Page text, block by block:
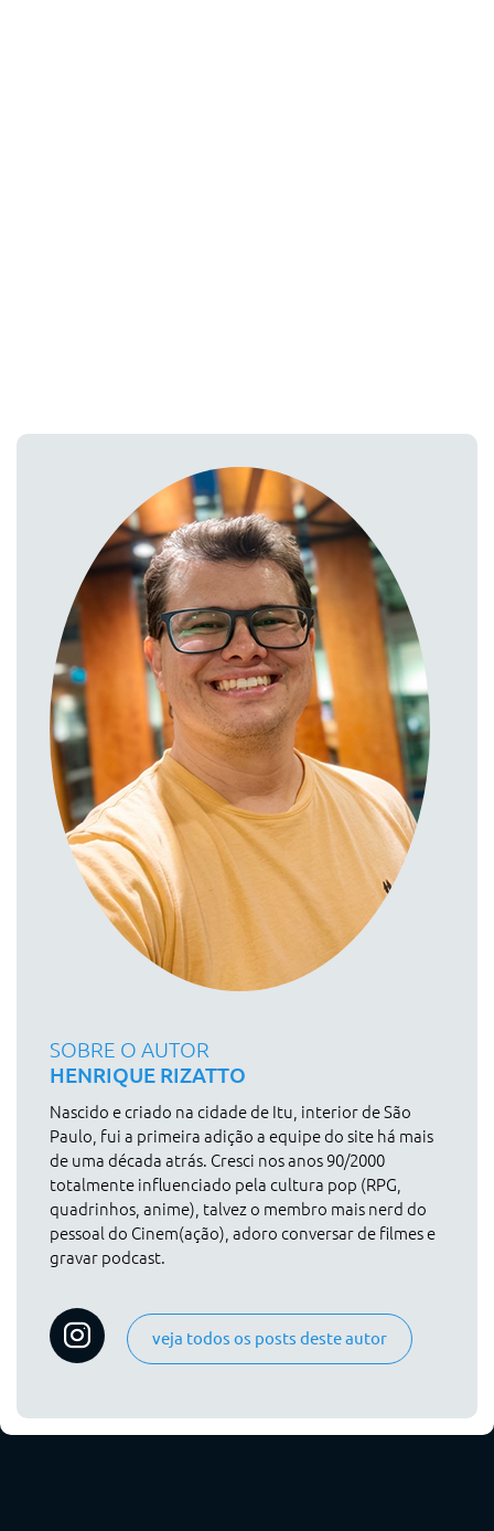
SOBRE O AUTOR
HENRIQUE RIZATTO
Nascido e criado na cidade de Itu, interior de São
Paulo, fui a primeira adição a equipe do site há mais
de uma década atrás. Cresci nos anos 90/2000
totalmente influenciado pela cultura pop (RPG,
quadrinhos, anime), talvez o membro mais nerd do
pessoal do Cinem(ação), adoro conversar de filmes e
gravar podcast.
veja todos os posts deste autor